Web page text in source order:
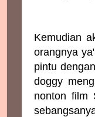
Kemudian
orangnya
pintu
doggy
nonton film